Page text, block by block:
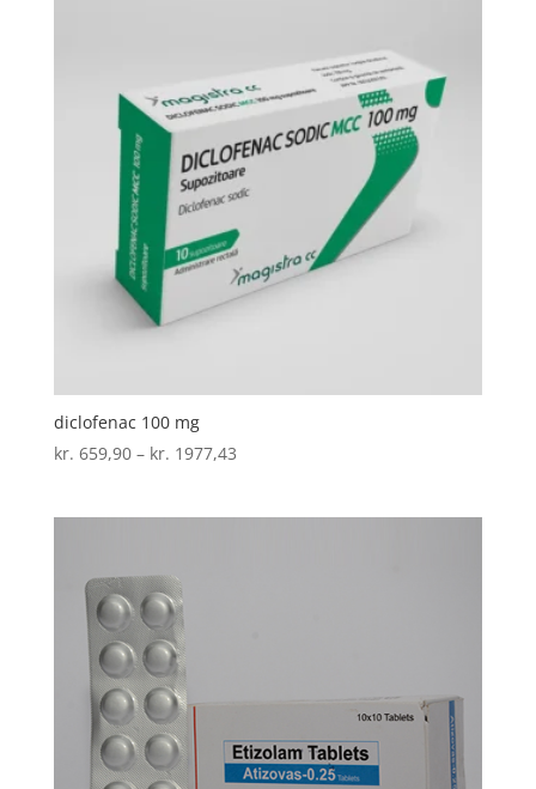
diclofenac 100 mg
kr. 659,90 – kr. 1977,43Prisinterval: